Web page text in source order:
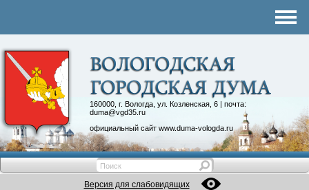
160000, г. Вологда, ул. Козленская, 6 | почта:
duma@vgd35.ru
официальный сайт www.duma-vologda.ru
Контакты
Депутатские объединения
Версия для слабовидящих